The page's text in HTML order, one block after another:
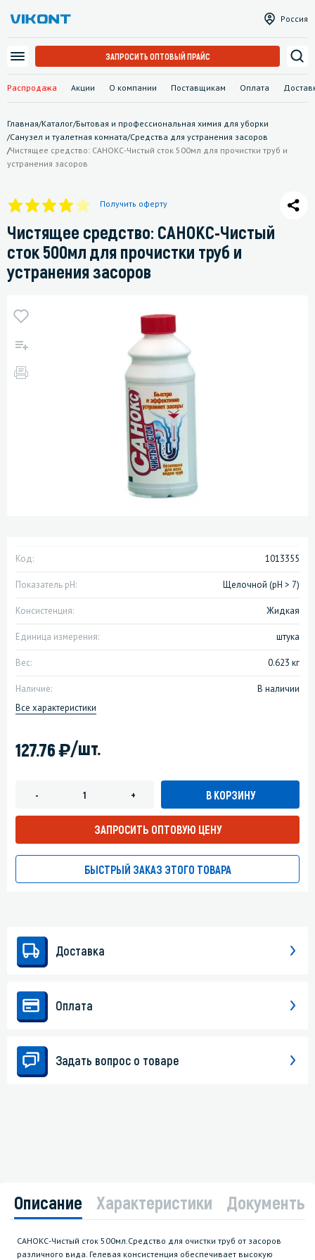
Распродажа Акции О компании Поставщикам Оплата
Россия
ЗАПРОСИТЬ ОПТОВЫЙ ПРАЙС
Главная/Каталог/Бытовая и профессиональная химия для уборки
/Санузел и туалетная комната/Средства для устранения засоров
/Чистящее средство: САНОКС-Чистый сток 500мл для прочистки труб и
устранения засоров
Получить оферту
Чистящее средство: САНОКС-Чистый
сток 500мл для прочистки труб и
устранения засоров
Код: 1013355
Показатель pH: Щелочной (pH > 7)
Консистенция: Жидкая
Единица измерения: штука
Вес: 0.623 кг
Наличие:
В наличии
Все характеристики
127.76)/шт.
- + В КОРЗИНУ
ЗАПРОСИТЬ ОПТОВУЮ ЦЕНУ
БЫСТРЫЙ ЗАКАЗ ЭТОГО ТОВАРА
Доставка
Оплата
Задать вопрос о товаре
Описание Характеристики Документы
САНОКС-Чистый сток 500мл.Средство для очистки труб от засоров
различного вида. Гелевая консистенция обеспечивает высокую